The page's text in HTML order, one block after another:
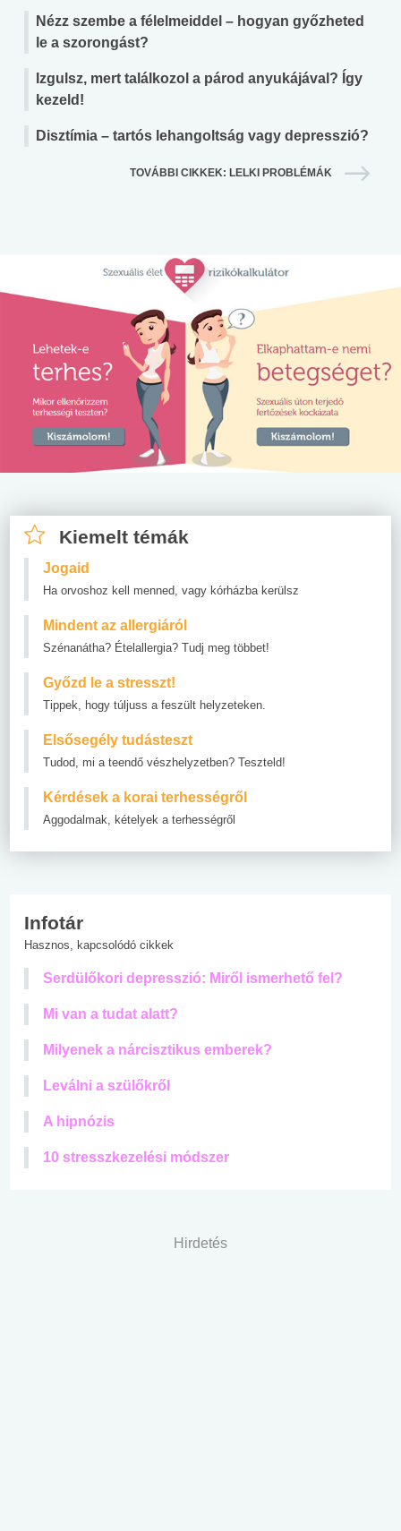
Nézz szembe a félelmeiddel – hogyan győzheted
le a szorongást?
Izgulsz, mert találkozol a párod anyukájával? Így
kezeld!
Disztímia – tartós lehangoltság vagy depresszió?
TOVÁBBI CIKKEK: LELKI PROBLÉMÁK
Kiemelt témák
Jogaid
Ha orvoshoz kell menned, vagy kórházba kerülsz
Mindent az allergiáról
Szénanátha? Ételallergia? Tudj meg többet!
Győzd le a stresszt!
Tippek, hogy túljuss a feszült helyzeteken.
Elsősegély tudásteszt
Tudod, mi a teendő vészhelyzetben? Teszteld!
Kérdések a korai terhességről
Aggodalmak, kételyek a terhességről
Infotár
Hasznos, kapcsolódó cikkek
Serdülőkori depresszió: Miről ismerhető fel?
Mi van a tudat alatt?
Milyenek a nárcisztikus emberek?
Leválni a szülőkről
A hipnózis
10 stresszkezelési módszer
Hirdetés